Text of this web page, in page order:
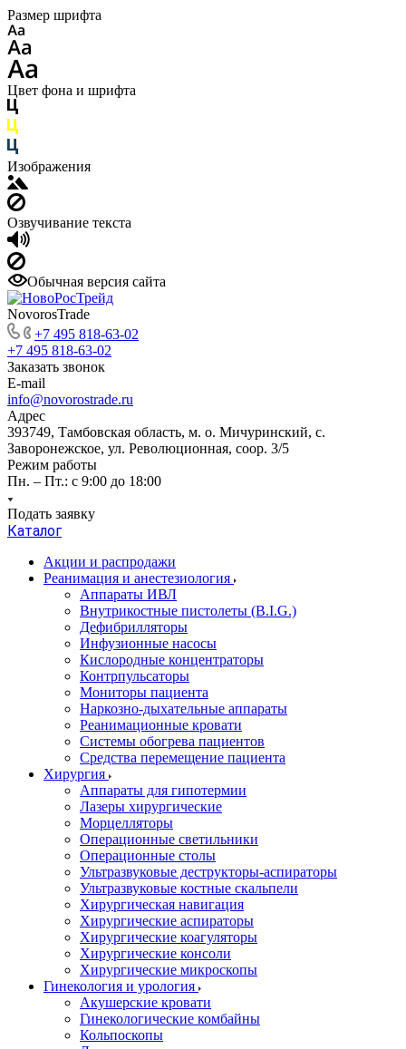
Размер шрифта
Цвет фона и шрифта
Изображения
Озвучивание текста
Обычная версия сайта
NovorosTrade
+7 495 818-63-02
+7 495 818-63-02
Заказать звонок
E-mail
info@novorostrade.ru
Адрес
393749, Тамбовская область, м. о. Мичуринский, с.
Заворонежское, ул. Революционная, соор. 3/5
Режим работы
Пн. – Пт.: с 9:00 до 18:00
Подать заявку
Каталог
Акции и распродажи
Реанимация и анестезиология
Аппараты ИВЛ
Внутрикостные пистолеты (B.I.G.)
Дефибрилляторы
Инфузионные насосы
Кислородные концентраторы
Контрпульсаторы
Мониторы пациента
Наркозно-дыхательные аппараты
Реанимационные кровати
Системы обогрева пациентов
Средства перемещение пациента
Хирургия
Аппараты для гипотермии
Лазеры хирургические
Морцелляторы
Операционные светильники
Операционные столы
Ультразвуковые деструкторы-аспираторы
Ультразвуковые костные скальпели
Хирургическая навигация
Хирургические аспираторы
Хирургические коагуляторы
Хирургические консоли
Хирургические микроскопы
Гинекология и урология
Акушерские кровати
Гинекологические комбайны
Кольпоскопы